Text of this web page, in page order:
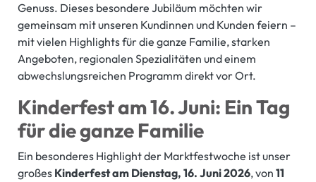
Genuss. Dieses besondere Jubiläum möchten wir
gemeinsam mit unseren Kundinnen und Kunden feiern –
mit vielen Highlights für die ganze Familie, starken
Angeboten, regionalen Spezialitäten und einem
abwechslungsreichen Programm direkt vor Ort.
Kinderfest am 16. Juni: Ein Tag
für die ganze Familie
Ein besonderes Highlight der Marktfestwoche ist unser
großes Kinderfest am Dienstag, 16. Juni 2026, von 11